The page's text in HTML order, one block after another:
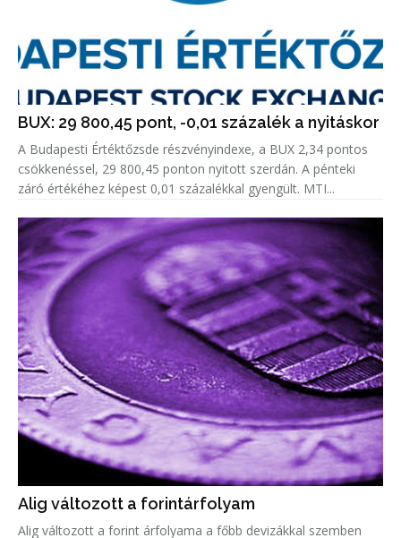
BUX: 29 800,45 pont, -0,01 százalék a nyitáskor
A Budapesti Értéktőzsde részvényindexe, a BUX 2,34 pontos
csökkenéssel, 29 800,45 ponton nyitott szerdán. A pénteki
záró értékéhez képest 0,01 százalékkal gyengült. MTI...
Alig változott a forintárfolyam
Alig változott a forint árfolyama a főbb devizákkal szemben